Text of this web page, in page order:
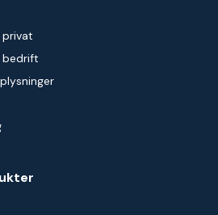
privat
bedrift